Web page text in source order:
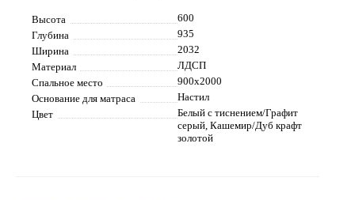
Высота
600
Глубина
935
Ширина
2032
Материал
ЛДСП
Спальное место
900х2000
Основание для матраса
Настил
Цвет
Белый с тиснением/Графит
серый, Кашемир/Дуб крафт
золотой